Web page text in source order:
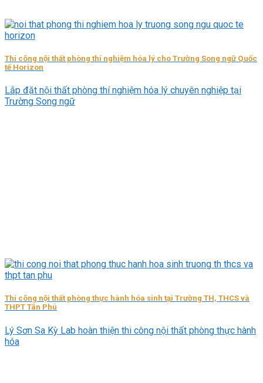
Thi công nội thất phòng thí nghiệm hóa lý cho Trường Song ngữ Quốc
tế Horizon
Lắp đặt nội thất phòng thí nghiệm hóa lý chuyên nghiệp tại
Trường Song ngữ
Thi công nội thất phòng thực hành hóa sinh tại Trường TH, THCS và
THPT Tân Phú
Lý Sơn Sa Kỳ Lab hoàn thiện thi công nội thất phòng thực hành
hóa